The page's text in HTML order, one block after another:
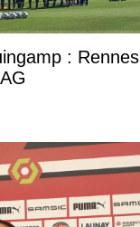
: Rennes